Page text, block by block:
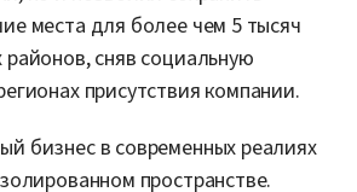
места для более чем 5 тысяч
сняв социальную
присутствия компании.
бизнес в современных реалиях
пространстве.